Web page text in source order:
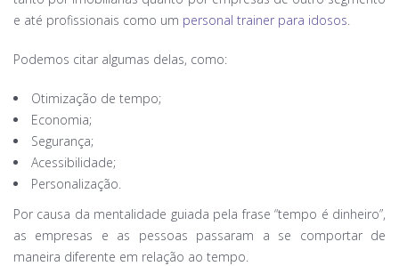
e até profissionais como um personal trainer para idosos
Podemos citar algumas delas, como:
Otimização de tempo;
Economia;
Segurança;
Acessibilidade;
Personalização.
Por causa da mentalidade guiada pela frase “tempo é dinheiro”,
as empresas e as pessoas passaram a se comportar de
maneira diferente em relação ao tempo.